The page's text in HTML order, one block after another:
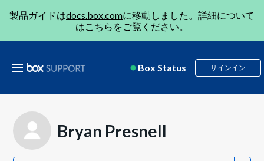
製品ガイドはdocs.box.comに移動しました。詳細について
はこちら をご覧ください。
Box Status サインイン
Bryan Presnell